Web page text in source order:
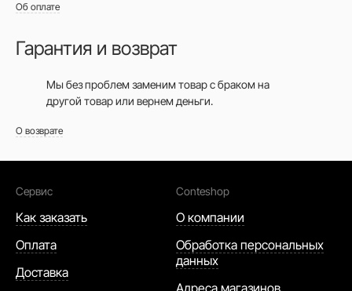
Об оплате
Гарантия и возврат
Мы без проблем заменим товар с браком на
другой товар или вернем деньги.
О возврате
Сервис
Как заказать
Оплата
Доставка
Conteshop
О компании
Обработка персональных
данных
Адреса магазинов